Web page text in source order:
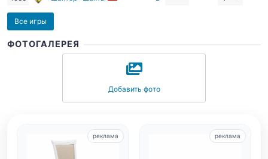
Все игры
ФОТОГАЛЕРЕЯ
Добавить фото
реклама реклама